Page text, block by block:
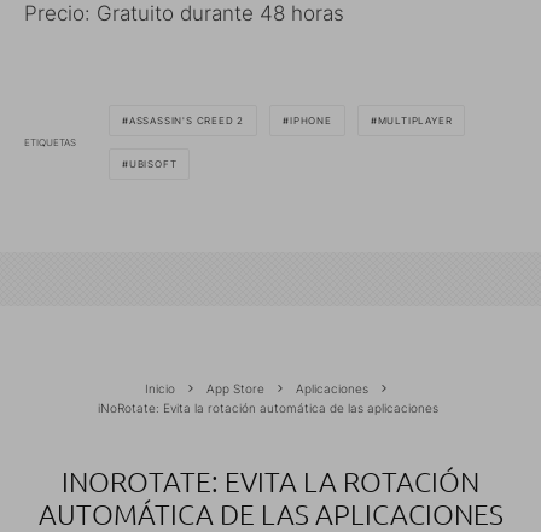
Precio: Gratuito durante 48 horas
ETIQUETAS
ASSASSIN'S CREED 2 IPHONE MULTIPLAYER
UBISOFT
Inicio App Store
Aplicaciones
iNoRotate: Evita la rotación automática de las aplicaciones
INOROTATE: EVITA LA ROTACIÓN
AUTOMÁTICA DE LAS APLICACIONES